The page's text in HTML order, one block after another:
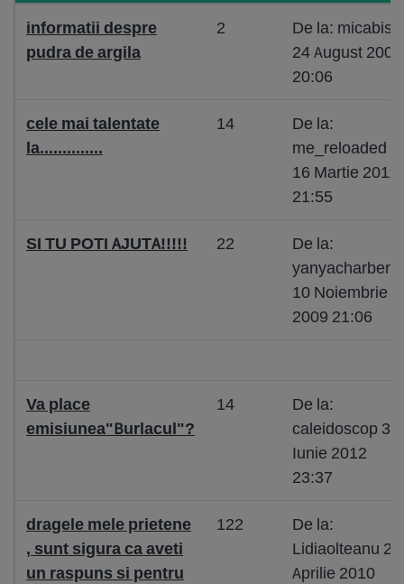
informatii despre
pudra de argila
2
De la: micabis
24 August 2009
20:06
cele mai talentate
la..............
14
De la:
me_reloaded
16 Martie 2011
21:55
SI TU POTI AJUTA!!!!! 22
De la:
yanyacharberet
10 Noiembrie
2009 21:06
Va place
emisiunea"Burlacul"?
14
De la:
caleidoscop 3
Iunie 2012
23:37
dragele mele prietene
, sunt sigura ca aveti
un raspuns si pentru
122
De la:
Lidiaolteanu 20
Aprilie 2010